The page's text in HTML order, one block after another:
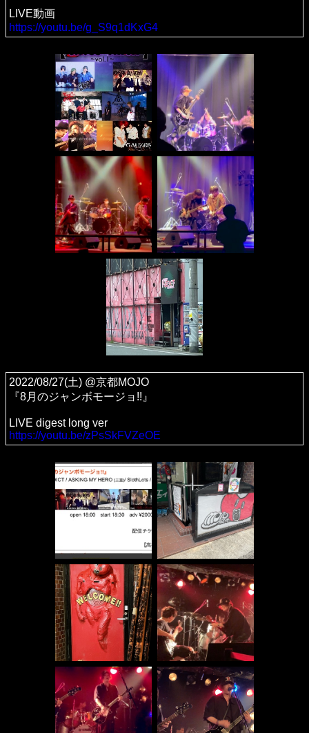
LIVE動画
https://youtu.be/g_S9q1dKxG4
2022/08/27(土) @京都MOJO
『8月のジャンボモージョ!!』
LIVE digest long ver
https://youtu.be/zPsSkFVZeOE